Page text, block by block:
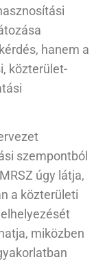
hanem a
közterület-
szempontból
úgy látja,
a közterületi
miközben